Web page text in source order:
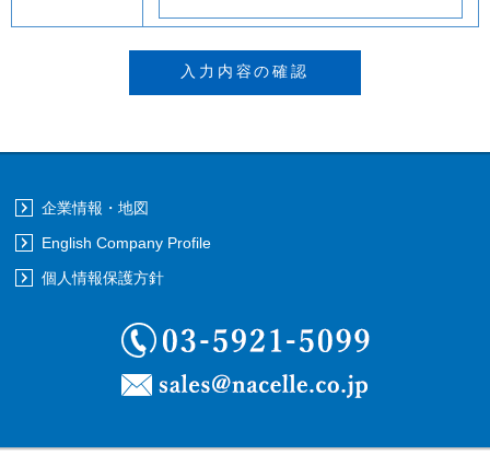
企業情報・地図
English Company Profile
個人情報保護方針